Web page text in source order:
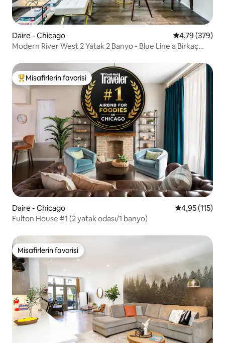
Daire - Chicago 5 üzerinden
4,79 (379)
Modern River West 2 Yatak 2 Banyo - Blue Line'a Birkaç
Misafirlerin favorilerinden en beğenilenler arasında
Misafirlerin favorisi
Daire - Chicago 5 üzerinden
4,95 (115)
Fulton House #1 (2 yatak odası/1 banyo)
Misafirlerin favorisi
Misafirlerin favorisi